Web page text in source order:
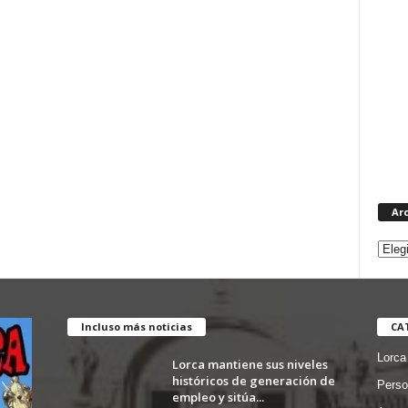
Incluso más noticias
Lorca mantiene sus niveles
históricos de generación de
empleo y sitúa...
Lorca